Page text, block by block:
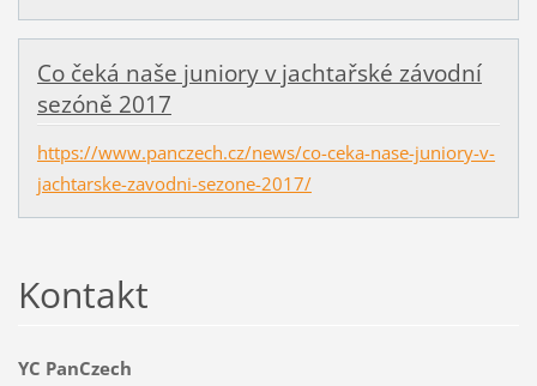
Co čeká naše juniory v jachtařské závodní
sezóně 2017
https://www.panczech.cz/news/co-ceka-nase-juniory-v-
jachtarske-zavodni-sezone-2017/
Kontakt
YC PanCzech